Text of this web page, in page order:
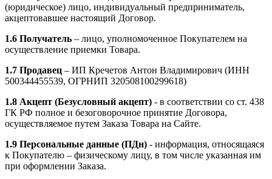
(юридическое) лицо, индивидуальный предприниматель,
акцептовавшее настоящий Договор.
1.6 Получатель – лицо, уполномоченное Покупателем на
осуществление приемки Товара.
1.7 Продавец – ИП Кречетов Антон Владимирович (ИНН
500344455539, ОГРНИП 320508100299618)
1.8 Акцепт (Безусловный акцепт) - в соответствии со ст. 438
ГК РФ полное и безоговорочное принятие Договора,
осуществляемое путем Заказа Товара на Сайте.
1.9 Персональные данные (ПДн) - информация, относящаяся
к Покупателю – физическому лицу, в том числе указанная им
при оформлении Заказа.